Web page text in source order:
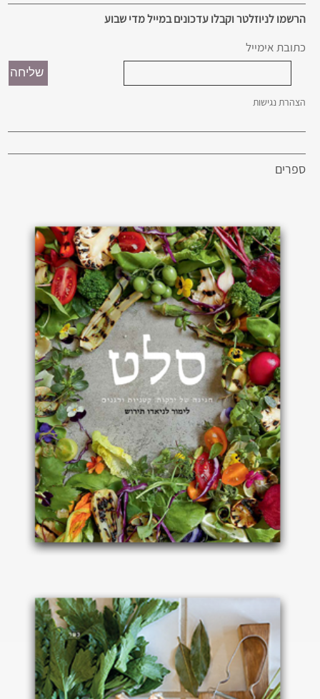
הרשמו לניוזלטר וקבלו עדכונים במייל מדי שבוע
כתובת אימייל
הצהרת נגישות
ספרים